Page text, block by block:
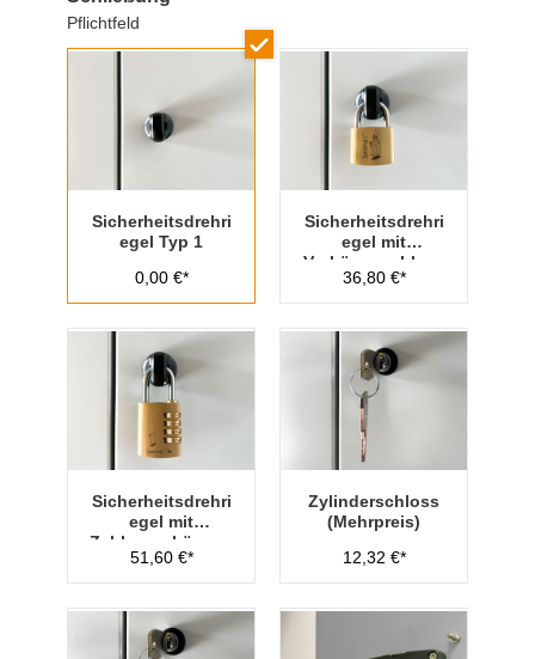
Pflichtfeld
Sicherheitsdrehri
egel Typ 1
0,00 €*
Sicherheitsdrehri
egel mit
Vorhängeschloss
Typ 1
36,80 €*
Sicherheitsdrehri
egel mit
Zahlenvorhänges
chloss Typ 1
51,60 €*
Zylinderschloss
(Mehrpreis)
12,32 €*